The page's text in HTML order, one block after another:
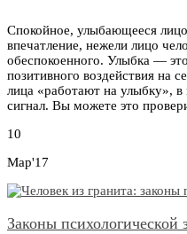
Спокойное, улыбающееся
впечатление, нежели лицо
обеспокоенного. Улыбка —
позитивного воздействия
лица «работают на улыбку», в
сигнал. Вы можете это
10
Мар'17
Законы